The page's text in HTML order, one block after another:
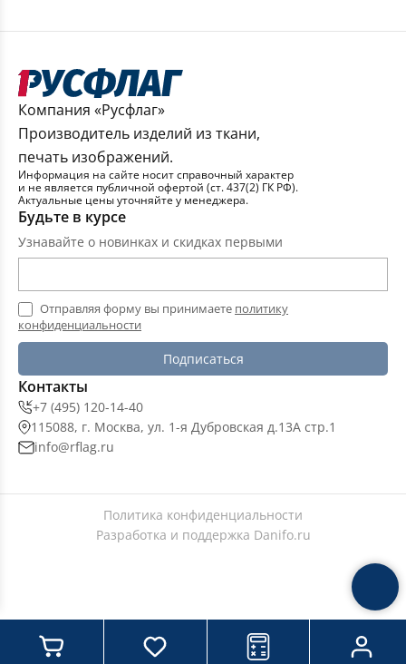
Компания «Русфлаг»
Производитель изделий из ткани,
печать изображений.
Информация на сайте носит справочный характер
и не является публичной офертой (ст. 437(2) ГК РФ).
Актуальные цены уточняйте у менеджера.
Будьте в курсе
Узнавайте о новинках и скидках первыми
Отправляя форму вы принимаете политику
конфиденциальности
Подписаться
Контакты
+7 (495) 120-14-40
115088, г. Москва, ул. 1-я Дубровская д.13А стр.1
info@rflag.ru
Политика конфиденциальности
Разработка и поддержка Danifo.ru